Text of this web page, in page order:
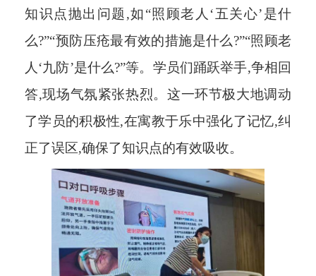
知识点抛出问题,如“照顾老人‘五关心’是什
么?”“预防压疮最有效的措施是什么?”“照顾老
人‘九防’是什么?”等。学员们踊跃举手,争相回
答,现场气氛紧张热烈。这一环节极大地调动
了学员的积极性,在寓教于乐中强化了记忆,纠
正了误区,确保了知识点的有效吸收。